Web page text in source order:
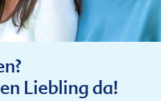
Liebling da!